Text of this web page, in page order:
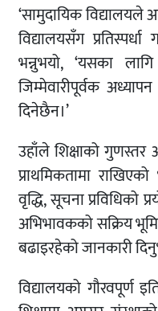
‘सामुदायिक
विद्यालयसँग
भन्नुभयो, ‘यसका
जिम्मेवारीपूर्वक
दिनेछैन।’
उहाँले शिक्षाको गुणस्तर
प्राथमिकतामा
वृद्धि, सूचना प्रविधिको
अभिभावकको सक्रिय
बढाइरहेको जानकारी
विद्यालयको गौरवपूर्ण